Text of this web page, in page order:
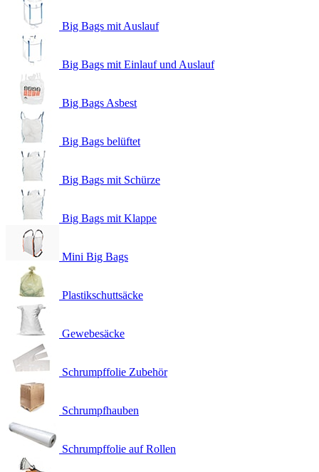
Big Bags mit Auslauf
Big Bags mit Einlauf und Auslauf
Big Bags Asbest
Big Bags belüftet
Big Bags mit Schürze
Big Bags mit Klappe
Mini Big Bags
Plastikschuttsäcke
Gewebesäcke
Schrumpffolie Zubehör
Schrumpfhauben
Schrumpffolie auf Rollen